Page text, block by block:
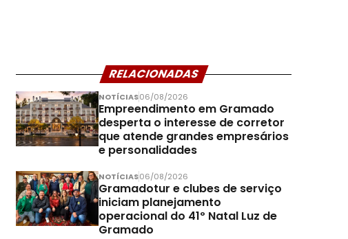
RELACIONADAS
NOTÍCIAS06/08/2026
Empreendimento em Gramado
desperta o interesse de corretor
que atende grandes empresários
e personalidades
NOTÍCIAS06/08/2026
Gramadotur e clubes de serviço
iniciam planejamento
operacional do 41º Natal Luz de
Gramado